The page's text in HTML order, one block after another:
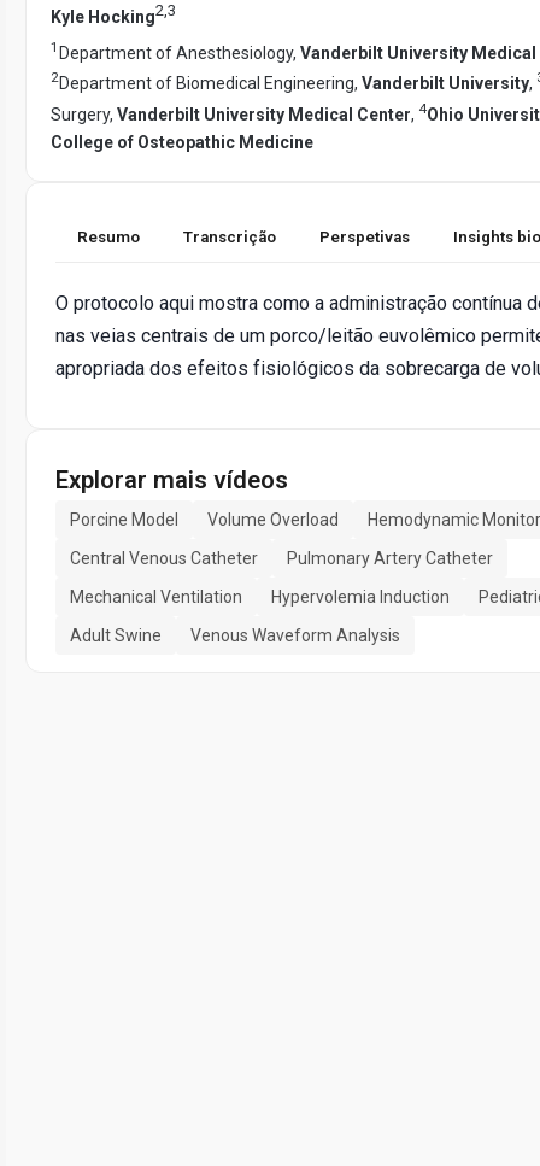
Kyle Hocking2,3
1 Department of Anesthesiology, Vanderbilt University Medical
2Department of Biomedical Engineering, Vanderbilt University,
Surgery, Vanderbilt University Medical Center, 4Ohio
College of Osteopathic Medicine
Resumo Transcrição Perspetivas Insights
O protocolo aqui mostra como a administração contínua
nas veias centrais de um porco/leitão euvolêmico
apropriada dos efeitos fisiológicos da sobrecarga de
Explorar mais vídeos
Porcine Model Volume Overload
Hemodynamic
Central Venous Catheter
Pulmonary Artery Catheter
Mechanical Ventilation
Hypervolemia Induction
Adult Swine
Venous Waveform Analysis